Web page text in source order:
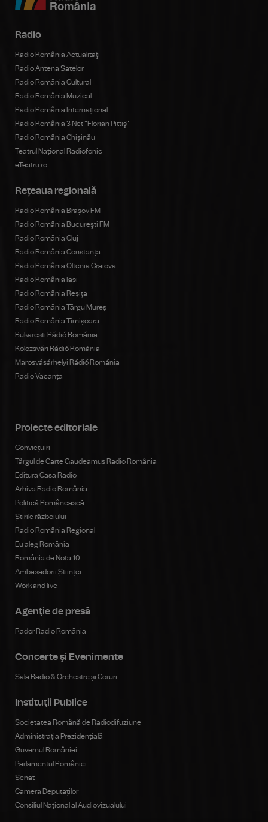
Radio
Radio România Actualitaţi
Radio Antena Satelor
Radio România Cultural
Radio România Muzical
Radio România Internațional
Radio România 3 Net "Florian Pittiş"
Radio România Chișinău
Teatrul Național Radiofonic
eTeatru.ro
Rețeaua regională
Radio România Brașov FM
Radio România Bucureşti FM
Radio România Cluj
Radio România Constanța
Radio România Oltenia Craiova
Radio România Iași
Radio România Reșița
Radio România Târgu Mureș
Radio România Timișoara
Bukaresti Rádió Románia
Kolozsvári Rádió Románia
Marosvásárhelyi Rádió Románia
Radio Vacanța
Proiecte editoriale
Conviețuiri
Târgul de Carte Gaudeamus Radio România
Editura Casa Radio
Arhiva Radio România
Politică Românească
Știrile războiului
Radio România Regional
Eu aleg România
România de Nota 10
Ambasadorii Științei
Work and live
Agenţie de presă
Rador Radio România
Concerte şi Evenimente
Sala Radio & Orchestre și Coruri
Instituţii Publice
Societatea Română de Radiodifuziune
Administrația Prezidențială
Guvernul României
Parlamentul României
Senat
Camera Deputaților
Consiliul Național al Audiovizualului